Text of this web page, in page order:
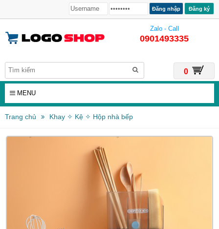
Đăng ký
Zalo - Call
0901493335
0
MENU
Trang chủ Khay ✧ Kệ ✧ Hộp nhà bếp